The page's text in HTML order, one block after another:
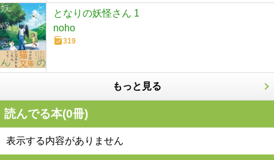
となりの妖怪さん 1
noho
319
もっと見る
読んでる本(0冊)
表示する内容がありません